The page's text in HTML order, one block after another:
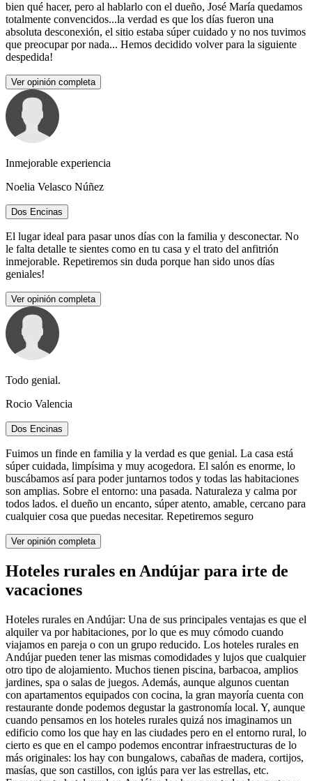
bien qué hacer, pero al hablarlo con el dueño, José María quedamos
totalmente convencidos...la verdad es que los días fueron una
absoluta desconexión, el sitio estaba súper cuidado y no nos tuvimos
que preocupar por nada... Hemos decidido volver para la siguiente
despedida!
Ver opinión completa
Inmejorable experiencia
Noelia Velasco Núñez
Dos Encinas
El lugar ideal para pasar unos días con la familia y desconectar. No
le falta detalle te sientes como en tu casa y el trato del anfitrión
inmejorable. Repetiremos sin duda porque han sido unos días
geniales!
Ver opinión completa
Todo genial.
Rocio Valencia
Dos Encinas
Fuimos un finde en familia y la verdad es que genial. La casa está
súper cuidada, limpísima y muy acogedora. El salón es enorme, lo
buscábamos así para poder juntarnos todos y todas las habitaciones
son amplias. Sobre el entorno: una pasada. Naturaleza y calma por
todos lados. el dueño un encanto, súper atento, amable, cercano para
cualquier cosa que puedas necesitar. Repetiremos seguro
Ver opinión completa
Hoteles rurales en Andújar para irte de
vacaciones
Hoteles rurales en Andújar: Una de sus principales ventajas es que el
alquiler va por habitaciones, por lo que es muy cómodo cuando
viajamos en pareja o con un grupo reducido. Los hoteles rurales en
Andújar pueden tener las mismas comodidades y lujos que cualquier
otro tipo de alojamiento. Muchos tienen piscina, barbacoa, amplios
jardines, spa o salas de juegos. Además, aunque algunos cuentan
con apartamentos equipados con cocina, la gran mayoría cuenta con
restaurante donde podemos degustar la gastronomía local. Y, aunque
cuando pensamos en los hoteles rurales quizá nos imaginamos un
edificio como los que hay en las ciudades pero en el entorno rural, lo
cierto es que en el campo podemos encontrar infraestructuras de lo
más originales: los hay con bungalows, cabañas de madera, cortijos,
masías, que son castillos, con iglús para ver las estrellas, etc.